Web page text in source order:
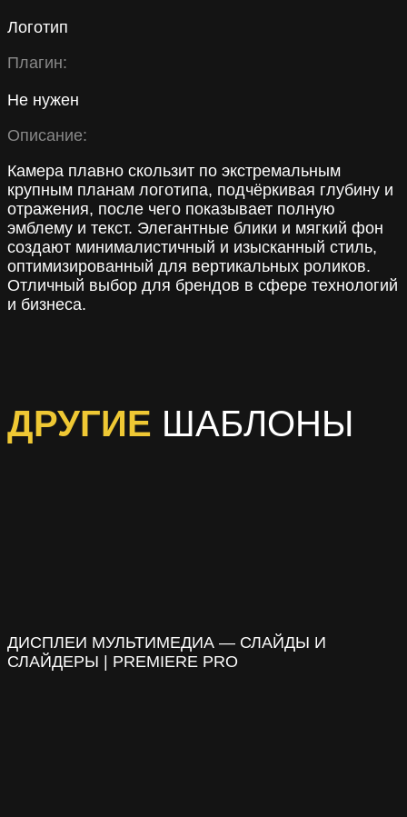
Логотип
Плагин:
Не нужен
Описание:
Камера плавно скользит по экстремальным
крупным планам логотипа, подчёркивая глубину и
отражения, после чего показывает полную
эмблему и текст. Элегантные блики и мягкий фон
создают минималистичный и изысканный стиль,
оптимизированный для вертикальных роликов.
Отличный выбор для брендов в сфере технологий
и бизнеса.
ДРУГИЕ ШАБЛОНЫ
ДИСПЛЕИ МУЛЬТИМЕДИА — СЛАЙДЫ И
СЛАЙДЕРЫ | PREMIERE PRO